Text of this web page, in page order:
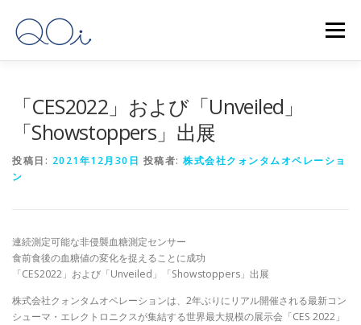
メニュー
「CES2022」および「Unveiled」
「Showstoppers」出展
投稿日: 2021年12月30日 投稿者: 株式会社クォンタムオペレーショ
ン
連続測定可能な非侵襲血糖測定センサー
食前食後の血糖値の変化を捉えることに成功
「CES2022」および「Unveiled」「Showstoppers」出展
株式会社クォンタムオペレーションは、2年ぶりにリアル開催される最新コン
シューマ・エレクトロニクスが集結する世界最大規模の展示会「CES 2022」